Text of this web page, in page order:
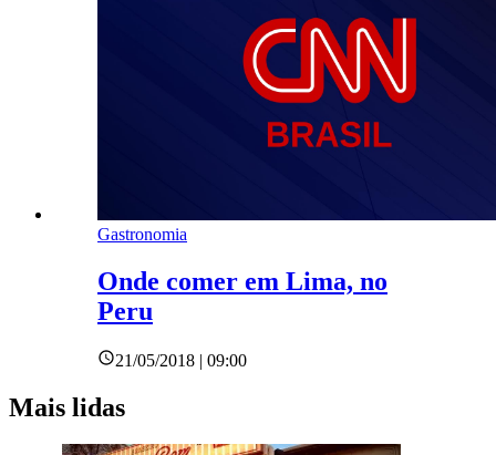
Gastronomia
Onde comer em Lima, no
Peru
21/05/2018 | 09:00
Mais lidas